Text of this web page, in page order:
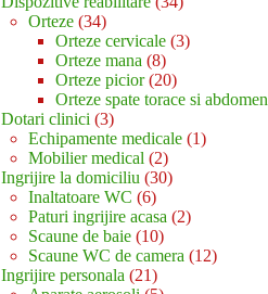
produse
Orteze 3434
de
produse
Orteze cervicale 33
Orteze mana 88
produse
Orteze picior 2020
de
Orteze spate torace si abdomen
Dotari clinici 33
produse
Echipamente medicale 11
Mobilier medical 22
produse
Ingrijire la domiciliu 3030
produse
Inaltatoare WC 66
produse
Paturi ingrijire acasa 22
Scaune de baie 1010
produse
Scaune WC de camera 1212
Ingrijire personala 2121